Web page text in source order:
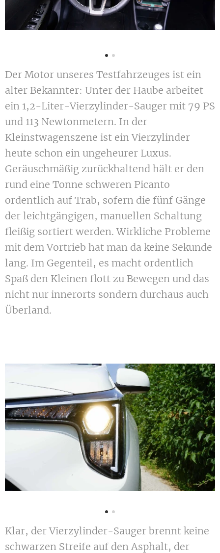
Der Motor unseres Testfahrzeuges ist ein
alter Bekannter: Unter der Haube arbeitet
ein 1,2-Liter-Vierzylinder-Sauger mit 79 PS
und 113 Newtonmetern. In der
Kleinstwagenszene ist ein Vierzylinder
heute schon ein ungeheurer Luxus.
Geräuschmäßig zurückhaltend hält er den
rund eine Tonne schweren Picanto
ordentlich auf Trab, sofern die fünf Gänge
der leichtgängigen, manuellen Schaltung
fleißig sortiert werden. Wirkliche Probleme
mit dem Vortrieb hat man da keine Sekunde
lang. Im Gegenteil, es macht ordentlich
Spaß den Kleinen flott zu Bewegen und das
nicht nur innerorts sondern durchaus auch
Überland.
Klar, der Vierzylinder-Sauger brennt keine
schwarzen Streife auf den Asphalt, der